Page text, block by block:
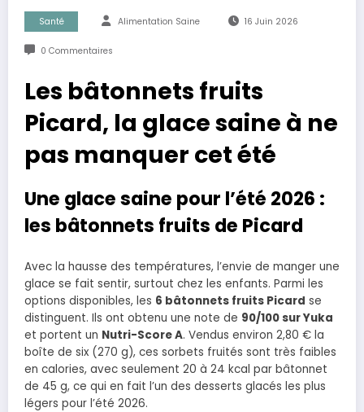
Santé Alimentation Saine 16 Juin 2026
0 Commentaires
Les bâtonnets fruits
Picard, la glace saine à ne
pas manquer cet été
Une glace saine pour l’été 2026 :
les bâtonnets fruits de Picard
Avec la hausse des températures, l’envie de manger une
glace se fait sentir, surtout chez les enfants. Parmi les
options disponibles, les 6 bâtonnets fruits Picard se
distinguent. Ils ont obtenu une note de 90/100 sur Yuka
et portent un Nutri-Score A. Vendus environ 2,80 € la
boîte de six (270 g), ces sorbets fruités sont très faibles
en calories, avec seulement 20 à 24 kcal par bâtonnet
de 45 g, ce qui en fait l’un des desserts glacés les plus
légers pour l’été 2026.